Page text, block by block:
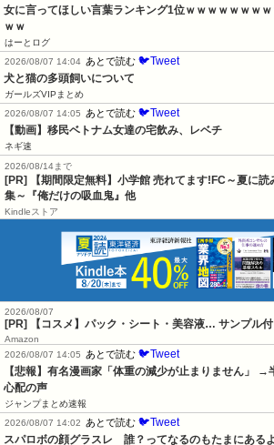
女に言ってほしい言葉ランキング1位ｗｗｗｗｗｗｗ
ｗｗ
はーとログ
2026/08/07 14:04 あとで読む 🐦Tweet
犬と猫の多頭飼いについて
ガールズVIPまとめ
2026/08/07 14:05
あとで読む 🐦Tweet
【動画】移民ベトナム女達の宅飲み、レベチ
ネギ速
2026/08/14まで
[PR] 【期間限定無料】小学館 売れてます!FC～夏に
集～『俺だけの吸血鬼』他
Kindleストア
2026/08/07
[PR] 【コスメ】パック・シート・美容液… サンプル
Amazon
2026/08/07 14:05
あとで読む 🐦Tweet
【悲報】有名漫画家「体重の減少が止まりません」 →
心配の声
ジャンプまとめ速報
2026/08/07 14:02
あとで読む 🐦Tweet
スパロボの顔グラスレ　誰？ってなるのもたまにある